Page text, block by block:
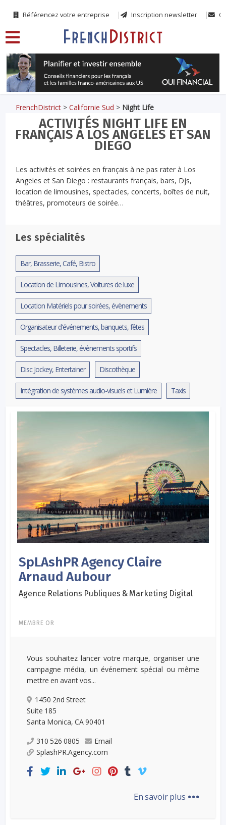
Référencez votre entreprise Inscription newsletter
FrenchDistrict >Californie Sud > Night Life
ACTIVITÉS NIGHT LIFE EN
FRANÇAIS À LOS ANGELES ET SAN
DIEGO
Les activités et soirées en français à ne pas rater à Los
Angeles et San Diego : restaurants français, bars, Djs,
location de limousines, spectacles, concerts, boîtes de nuit,
théâtres, promoteurs de soirée…
Les spécialités
Bar, Brasserie, Café, Bistro
Location de Limousines, Voitures de luxe
Location Matériels pour soirées, évènements
Organisateur d'événements, banquets, fêtes
Spectacles, Billeterie, évènements sportifs
Disc Jockey, Entertainer Discothèque
Intégration de systèmes audio-visuels et Lumière Taxis
SpLAshPR Agency Claire
Arnaud Aubour
Agence Relations Publiques & Marketing Digital
MEMBRE OR
Vous souhaitez lancer votre marque, organiser une
campagne média, un événement spécial ou même
mettre en avant vos...
1450 2nd Street
Suite 185
Santa Monica, CA 90401
310 526 0805
Email
SplashPR.Agency.com
En savoir plus ...